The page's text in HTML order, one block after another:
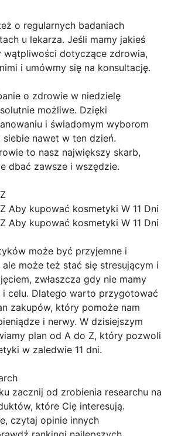
o regularnych badaniach
u lekarza. Jeśli mamy jakieś
wątpliwości dotyczące zdrowia,
i umówmy się na konsultację.
o zdrowie w niedzielę
możliwe. Dzięki
i świadomym wyborom
nawet w ten dzień.
to nasz największy skarb,
dbać zawsze i wszędzie.
Aby kupować kosmetyki W 11 Dni
Aby kupować kosmetyki W 11 Dni
może być przyjemne i
może też stać się stresującym i
zwłaszcza gdy nie mamy
i celu. Dlatego warto przygotować
zakupów, który pomoże nam
i nerwy. W dzisiejszym
plan od A do Z, który pozwoli
w zaledwie 11 dni.
zacznij od zrobienia researchu na
które Cię interesują.
czytaj opinie innych